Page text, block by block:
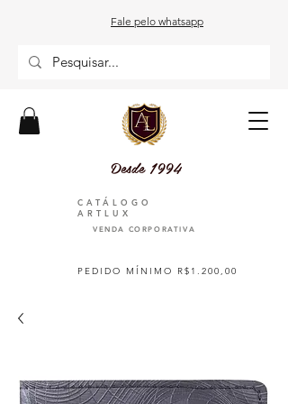
Fale pelo whatsapp
Desde 1994
PEDIDO MÍNIMO R$1.200,00
CATÁLOGO
ARTLUX
VENDA CORPORATIVA